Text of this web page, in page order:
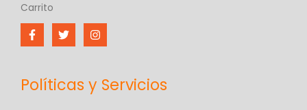
Carrito
Políticas y Servicios